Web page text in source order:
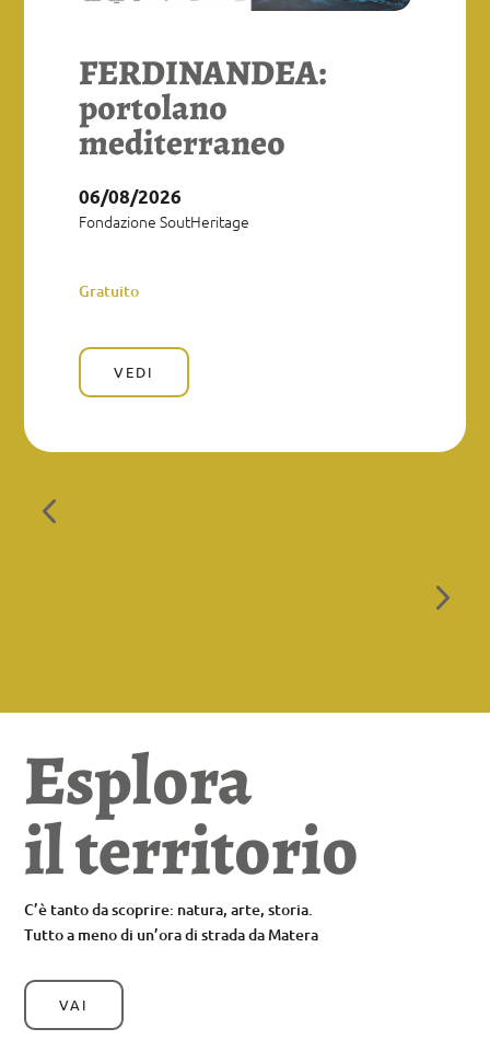
FERDINANDEA:
portolano
mediterraneo
06/08/2026
Fondazione SoutHeritage
Gratuito
VEDI
4
5
Esplora
il territorio
C’è tanto da scoprire: natura, arte, storia.
Tutto a meno di un’ora di strada da Matera
VAI